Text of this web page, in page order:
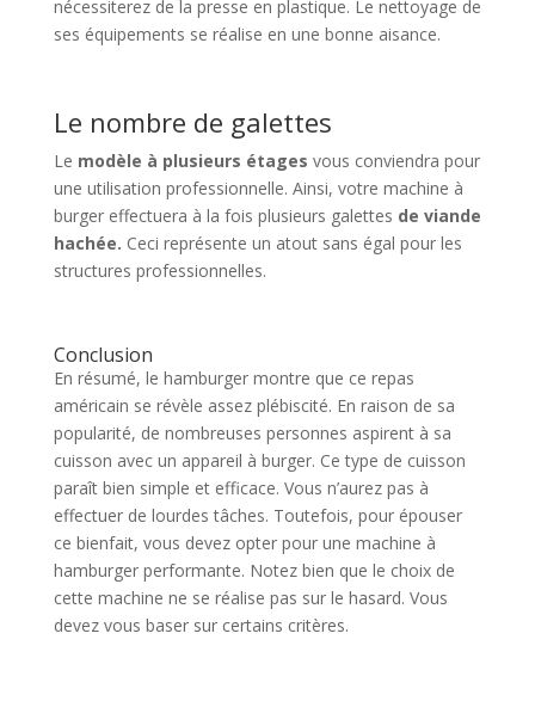
nécessiterez de la presse en plastique. Le nettoyage de
ses équipements se réalise en une bonne aisance.
Le nombre de galettes
Le modèle à plusieurs étages vous conviendra pour
une utilisation professionnelle. Ainsi, votre machine à
burger effectuera à la fois plusieurs galettes de viande
hachée. Ceci représente un atout sans égal pour les
structures professionnelles.
Conclusion
En résumé, le hamburger montre que ce repas
américain se révèle assez plébiscité. En raison de sa
popularité, de nombreuses personnes aspirent à sa
cuisson avec un appareil à burger. Ce type de cuisson
paraît bien simple et efficace. Vous n’aurez pas à
effectuer de lourdes tâches. Toutefois, pour épouser
ce bienfait, vous devez opter pour une machine à
hamburger performante. Notez bien que le choix de
cette machine ne se réalise pas sur le hasard. Vous
devez vous baser sur certains critères.